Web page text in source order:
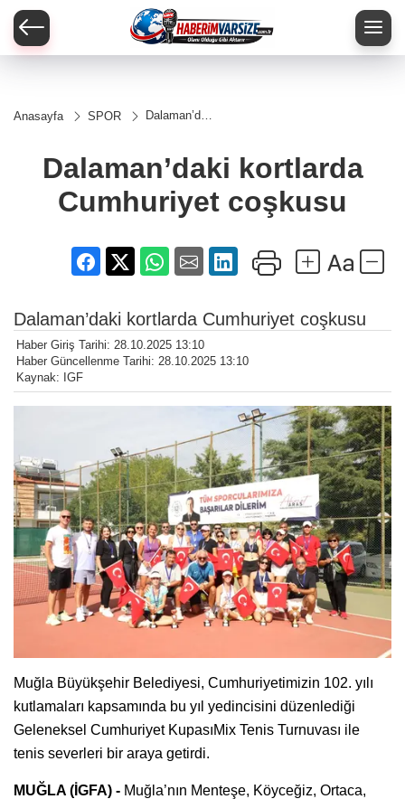
Anasayfa SPOR
Dalaman’daki
coşkusu
Dalaman’daki kortlarda
Cumhuriyet coşkusu
Dalaman’daki kortlarda Cumhuriyet coşkusu
Haber Giriş Tarihi: 28.10.2025 13:10
Haber Güncellenme Tarihi: 28.10.2025 13:10
Kaynak: IGF
Muğla Büyükşehir Belediyesi, Cumhuriyetimizin 102. yılı
kutlamaları kapsamında bu yıl yedincisini düzenlediği
Geleneksel Cumhuriyet KupasıMix Tenis Turnuvası ile
tenis severleri bir araya getirdi.
MUĞLA (İGFA) - Muğla’nın Menteşe, Köyceğiz, Ortaca,